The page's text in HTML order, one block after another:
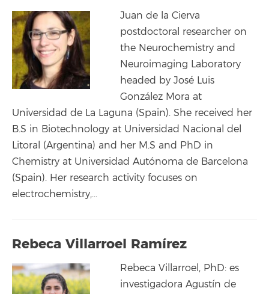
Juan de la Cierva
postdoctoral researcher on
the Neurochemistry and
Neuroimaging Laboratory
headed by José Luis
González Mora at
Universidad de La Laguna (Spain). She received her
B.S in Biotechnology at Universidad Nacional del
Litoral (Argentina) and her M.S and PhD in
Chemistry at Universidad Autónoma de Barcelona
(Spain). Her research activity focuses on
electrochemistry,…
Rebeca Villarroel Ramírez
Rebeca Villarroel, PhD: es
investigadora Agustín de